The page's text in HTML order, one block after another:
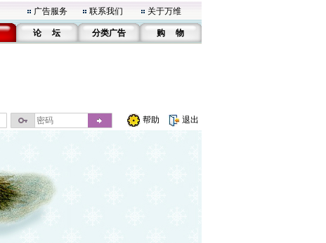
广告服务 联系我们 关于万维
论 坛 分类广告 购 物
帮助 退出